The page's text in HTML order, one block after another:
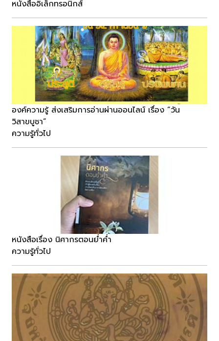
หนังสืออิเล็กทรอนิกส์
องค์ความรู้ ส่งเสริมการอ่านผ่านออนไลน์ เรื่อง “วัน
วิสาขบูชา”
ความรู้ทั่วไป
หนังสือเรื่อง นิศากรตอนย่ำค่ำ
ความรู้ทั่วไป